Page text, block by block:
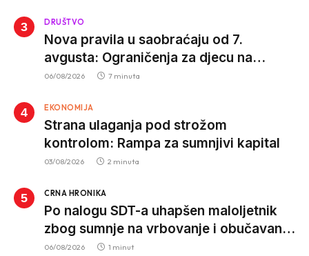
DRUŠTVO
Nova pravila u saobraćaju od 7.
avgusta: Ograničenja za djecu na
trotinetima i mlade vozače, veće kazne
06/08/2026 7 minuta
EKONOMIJA
Strana ulaganja pod strožom
kontrolom: Rampa za sumnjivi kapital
03/08/2026 2 minuta
CRNA HRONIKA
Po nalogu SDT-a uhapšen maloljetnik
zbog sumnje na vrbovanje i obučavanje
za izvršenje terorističkih djela
06/08/2026 1 minut